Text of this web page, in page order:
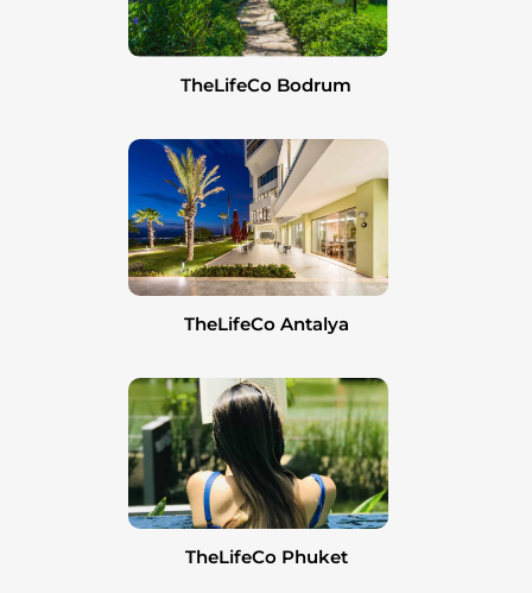
TheLifeCo Bodrum
TheLifeCo Antalya
TheLifeCo Phuket